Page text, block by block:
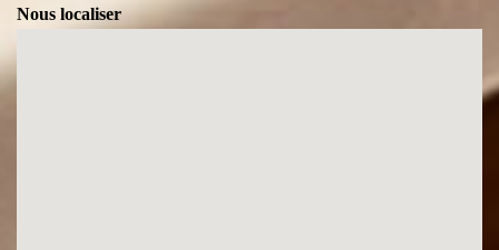
Nous localiser